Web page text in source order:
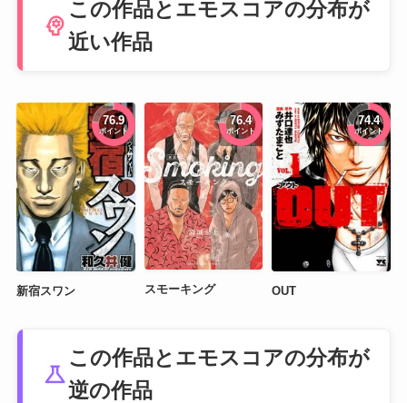
psychology
この作品とエモスコアの分布が
近い作品
76.9
ポイント
新宿スワン
76.4
ポイント
スモーキング
74.4
ポイント
OUT
science
この作品とエモスコアの分布が
逆の作品